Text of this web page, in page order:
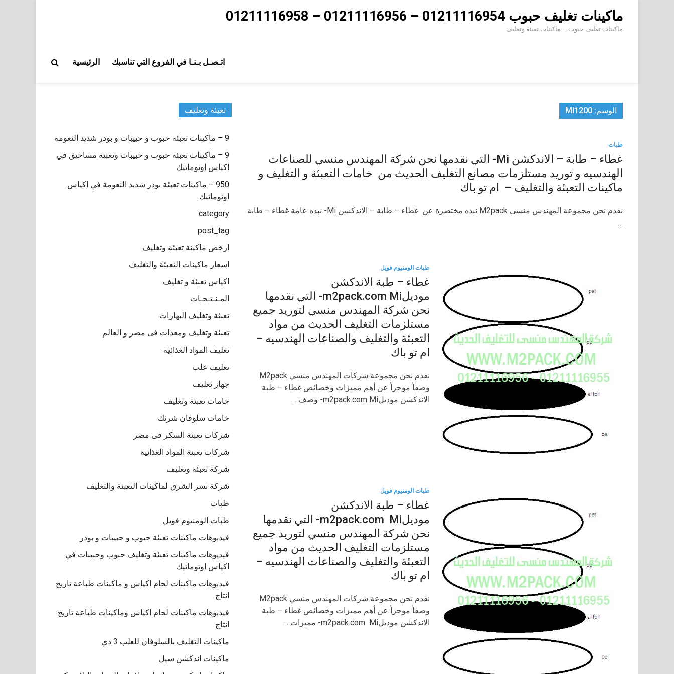
content
ماكينات تغليف حبوب 01211116954 – 01211116956 – 01211116958
ماكينات تغليف حبوب – ماكينات تعبئة وتغليف
اتـصـل بـنـا في الفروع التي تناسبك الرئيسية
الوسم: MI1200
طبات
غطاء – طابة – الاندكشن Mi- التي نقدمها نحن شركة المهندس منسي للصناعات
الهندسيه و توريد مستلزمات مصانع التغليف الحديث من خامات التعبئة و التغليف و
ماكينات التعبئة والتغليف – ام تو باك
نقدم نحن مجموعة المهندس منسي M2pack نبذه مختصرة عن غطاء – طابة – الاندكشن Mi- نبذه عامة غطاء – طابة
…
طبات الومنيوم فويل
غطاء – طبة الاندكشن
موديلm2pack.com Mi- التي نقدمها
نحن شركة المهندس منسي لتوريد جميع
مستلزمات التغليف الحديث من مواد
التعبئة والتغليف والصناعات الهندسيه –
ام تو باك
نقدم نحن مجموعة شركات المهندس منسي M2pack
وصفاً موجزاً عن أهم مميزات وخصائص غطاء – طبة
الاندكشن موديلm2pack.com Mi- وصف …
طبات الومنيوم فويل
غطاء – طبة الاندكشن
موديلm2pack.com Mi- التي نقدمها
نحن شركة المهندس منسي لتوريد جميع
مستلزمات التغليف الحديث من مواد
التعبئة والتغليف والصناعات الهندسيه –
ام تو باك
نقدم نحن مجموعة شركات المهندس منسي M2pack
وصفاً موجزاً عن أهم مميزات وخصائص غطاء – طبة
الاندكشن موديلm2pack.com Mi- مميزات …
تعبئة وتغليف
9 – ماكينات تعبئة حبوب و حبيبات و بودر شديد النعومة
9 – ماكينات تعبئة حبوب و حبيبات وتعبئة مساحيق في
اكياس اوتوماتيك
950 – ماكينات تعبئة بودر شديد النعومة في اكياس
اوتوماتيك
category
post_tag
ارخص ماكينة تعبئة وتغليف
اسعار ماكينات التعبئة والتغليف
اكياس تعبئة و تغليف
المـنـتـجـات
تعبئة وتغليف البهارات
تعبئة وتغليف ومعدات فى مصر و العالم
تغليف المواد الغذائية
تغليف علب
جهاز تغليف
خامات تعبئة وتغليف
خامات سلوفان شرنك
شركات تعبئة السكر فى مصر
شركات تعبئة المواد الغذائية
شركة تعبئة وتغليف
شركة نسر الشرق لماكينات التعبئة والتغليف
طبات
طبات الومنيوم فويل
فيديوهات ماكينات تعبئة حبوب و حبيبات و بودر
فيديوهات ماكينات تعبئة وتغليف حبوب وحبيبات في
اكياس اوتوماتيك
فيديوهات ماكينات لحام اكياس و ماكينات طباعة تاريخ
انتاج
فيديوهات ماكينات لحام اكياس وماكينات طباعة تاريخ
انتاج
ماكينات التغليف بالسلوفان للعلب 3 دي
ماكينات اندكشن سيل